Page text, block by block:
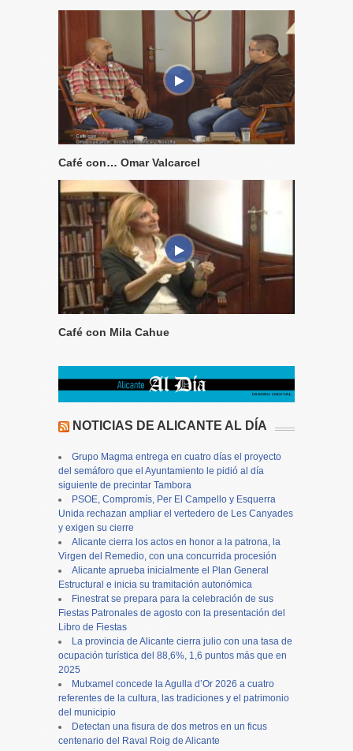
Café con… Omar Valcarcel
Café con Mila Cahue
NOTICIAS DE ALICANTE AL DÍA
Grupo Magma entrega en cuatro días el proyecto
del semáforo que el Ayuntamiento le pidió al día
siguiente de precintar Tambora
PSOE, Compromís, Per El Campello y Esquerra
Unida rechazan ampliar el vertedero de Les Canyades
y exigen su cierre
Alicante cierra los actos en honor a la patrona, la
Virgen del Remedio, con una concurrida procesión
Alicante aprueba inicialmente el Plan General
Estructural e inicia su tramitación autonómica
Finestrat se prepara para la celebración de sus
Fiestas Patronales de agosto con la presentación del
Libro de Fiestas
La provincia de Alicante cierra julio con una tasa de
ocupación turística del 88,6%, 1,6 puntos más que en
2025
Mutxamel concede la Agulla d’Or 2026 a cuatro
referentes de la cultura, las tradiciones y el patrimonio
del municipio
Detectan una fisura de dos metros en un ficus
centenario del Raval Roig de Alicante